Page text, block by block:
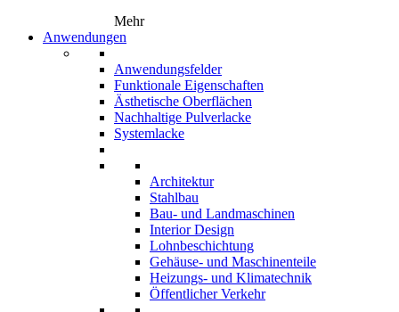
Mehr
Anwendungen
Anwendungsfelder
Funktionale Eigenschaften
Ästhetische Oberflächen
Nachhaltige Pulverlacke
Systemlacke
Architektur
Stahlbau
Bau- und Landmaschinen
Interior Design
Lohnbeschichtung
Gehäuse- und Maschinenteile
Heizungs- und Klimatechnik
Öffentlicher Verkehr